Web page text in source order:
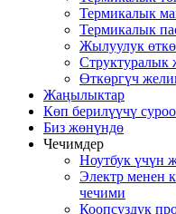
Термикалык
Термикалык
Жылуулук
Структуралык
Өткөргүч
Жаңылыктар
Көп берилүүчү
Биз жөнүндө
Чечимдер
Ноутбук үчүн
Электр менен
чечими
Коопсуздук